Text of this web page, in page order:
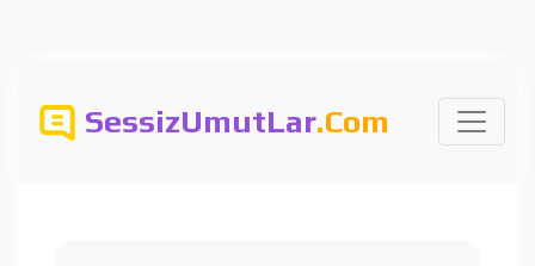
SessizUmutLar.Com